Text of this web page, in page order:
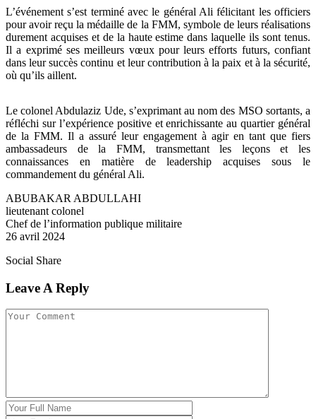
L’événement s’est terminé avec le général Ali félicitant les officiers
pour avoir reçu la médaille de la FMM, symbole de leurs réalisations
durement acquises et de la haute estime dans laquelle ils sont tenus.
Il a exprimé ses meilleurs vœux pour leurs efforts futurs, confiant
dans leur succès continu et leur contribution à la paix et à la sécurité,
où qu’ils aillent.
Le colonel Abdulaziz Ude, s’exprimant au nom des MSO sortants, a
réfléchi sur l’expérience positive et enrichissante au quartier général
de la FMM. Il a assuré leur engagement à agir en tant que fiers
ambassadeurs de la FMM, transmettant les leçons et les
connaissances en matière de leadership acquises sous le
commandement du général Ali.
ABUBAKAR ABDULLAHI
lieutenant colonel
Chef de l’information publique militaire
26 avril 2024
Social Share
Leave A Reply